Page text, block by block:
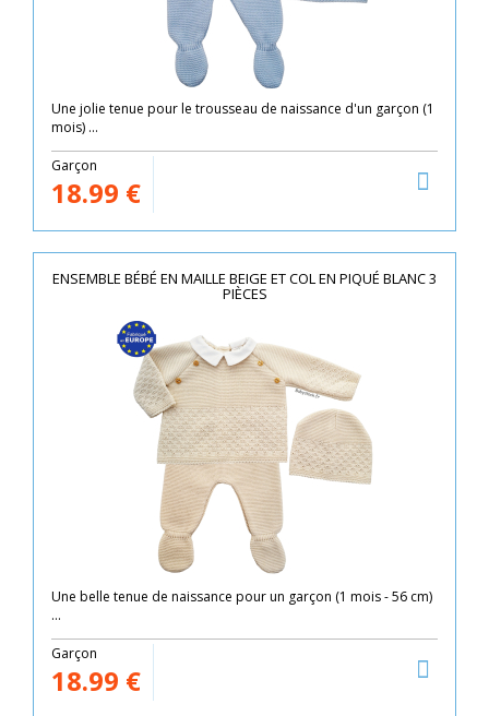
Une jolie tenue pour le trousseau de naissance d'un garçon (1
mois) ...
Garçon
18.99 €
ENSEMBLE BÉBÉ EN MAILLE BEIGE ET COL EN PIQUÉ BLANC 3
PIÈCES
Une belle tenue de naissance pour un garçon (1 mois - 56 cm)
...
Garçon
18.99 €